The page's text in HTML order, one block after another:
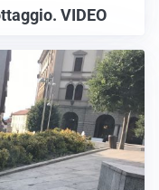
VIDEO